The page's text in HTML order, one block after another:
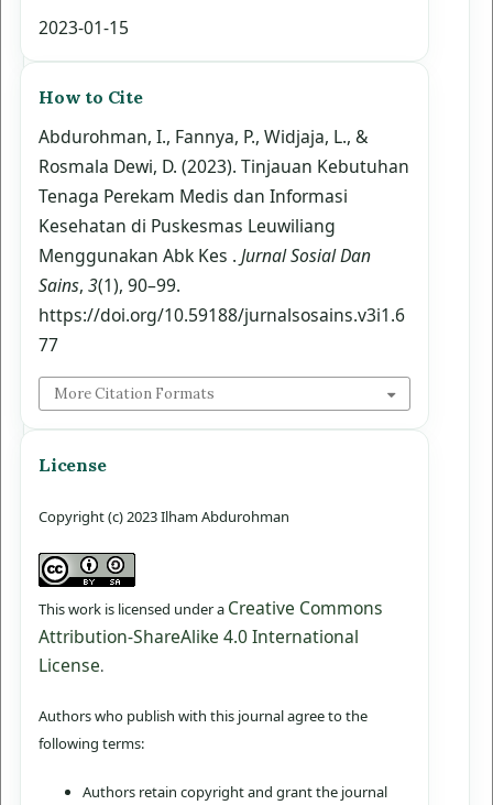
2023-01-15
How to Cite
Abdurohman, I., Fannya, P., Widjaja, L., &
Rosmala Dewi, D. (2023). Tinjauan Kebutuhan
Tenaga Perekam Medis dan Informasi
Kesehatan di Puskesmas Leuwiliang
Menggunakan Abk Kes . Jurnal Sosial Dan
Sains, 3(1), 90–99.
https://doi.org/10.59188/jurnalsosains.v3i1.6
77
More Citation Formats
License
Copyright (c) 2023 Ilham Abdurohman
This work is licensed under a Creative Commons
Attribution-ShareAlike 4.0 International
License.
Authors who publish with this journal agree to the
following terms:
Authors retain copyright and grant the journal